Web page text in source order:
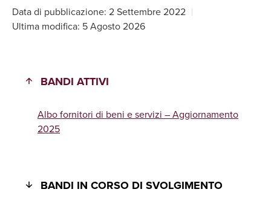
Data di pubblicazione: 2 Settembre 2022
Ultima modifica: 5 Agosto 2026
BANDI ATTIVI
Albo fornitori di beni e servizi – Aggiornamento
2025
BANDI IN CORSO DI SVOLGIMENTO